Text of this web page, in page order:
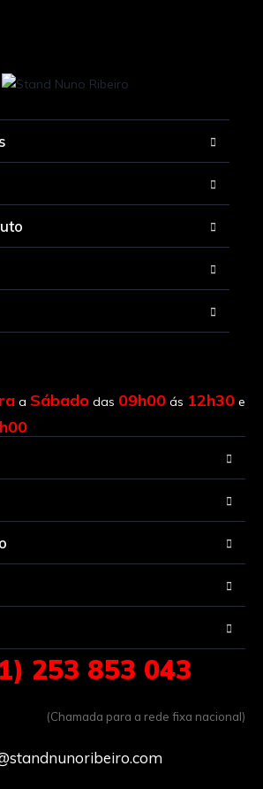
a Sábado das 09h00 ás 12h30 e
253 853 043
(Chamada para a rede fixa nacional)